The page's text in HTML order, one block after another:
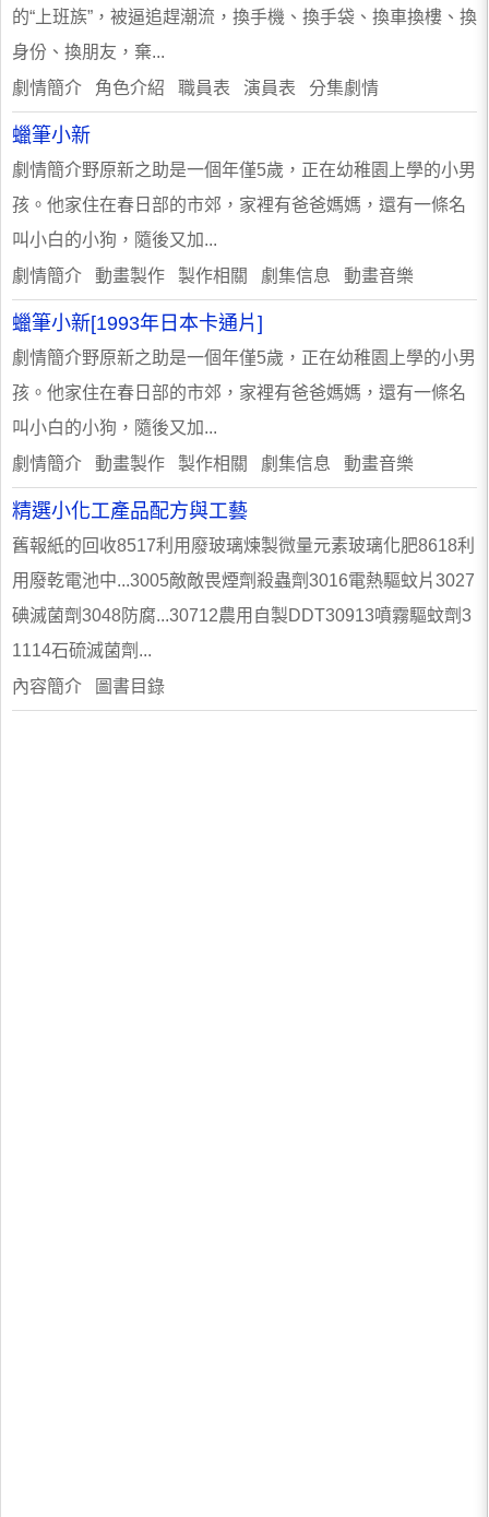
的“上班族”，被逼追趕潮流，換手機、換手袋、換車換樓、換
身份、換朋友，棄...
劇情簡介 角色介紹 職員表 演員表 分集劇情
蠟筆小新
劇情簡介野原新之助是一個年僅5歲，正在幼稚園上學的小男
孩。他家住在春日部的市郊，家裡有爸爸媽媽，還有一條名
叫小白的小狗，隨後又加...
劇情簡介 動畫製作 製作相關 劇集信息 動畫音樂
蠟筆小新[1993年日本卡通片]
劇情簡介野原新之助是一個年僅5歲，正在幼稚園上學的小男
孩。他家住在春日部的市郊，家裡有爸爸媽媽，還有一條名
叫小白的小狗，隨後又加...
劇情簡介 動畫製作 製作相關 劇集信息 動畫音樂
精選小化工產品配方與工藝
舊報紙的回收8517利用廢玻璃煉製微量元素玻璃化肥8618利
用廢乾電池中...3005敵敵畏煙劑殺蟲劑3016電熱驅蚊片3027
碘滅菌劑3048防腐...30712農用自製DDT30913噴霧驅蚊劑3
1114石硫滅菌劑...
內容簡介 圖書目錄